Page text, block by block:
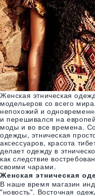
Женская этническая
модельеров со всего
непохожий и
и перешивался на
моды и во все времена.
одежды, этническая
аксессуаров, красота
делает одежду в
как следствие
своими чарами.
Женская этническая
В наше время магазин
"новость". Восточная